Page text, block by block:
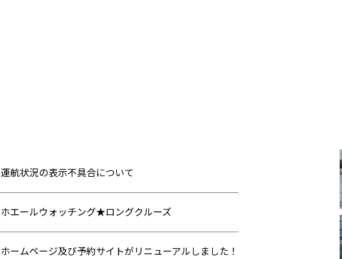
運航状況の表示不具合について
ホエールウォッチング★ロングクルーズ
ホームページ及び予約サイトがリニューアルしました！